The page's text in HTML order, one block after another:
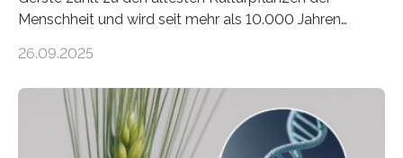
Menschheit und wird seit mehr als 10.000 Jahren
einzigen Ort domestiziert wurde. Eine neue Studie eines
Instituts für Pflanzengenetik und
Kulturpflanzenforschung (IPK) zeigt, dass die heutige
Gerste aus verschiedenen Wildpopulationen im
26.09.2025